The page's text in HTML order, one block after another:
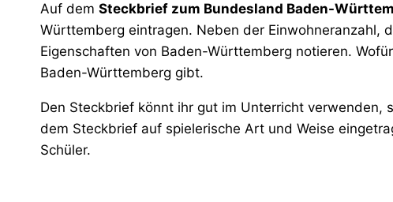
Auf dem Steckbrief zum Bundesland Baden-
Württemberg eintragen. Neben der Einwohneranzahl,
Eigenschaften von Baden-Württemberg notieren.
Baden-Württemberg gibt.
Den Steckbrief könnt ihr gut im Unterricht
dem Steckbrief auf spielerische Art und Weise
Schüler.